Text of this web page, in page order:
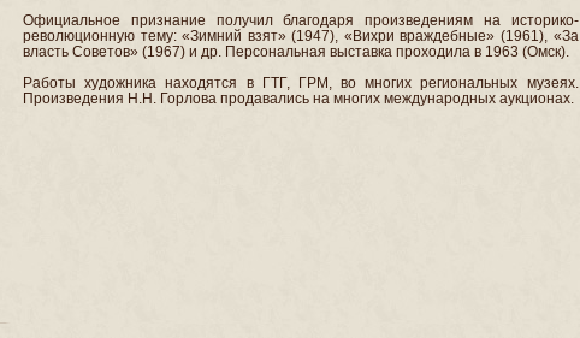
Официальное признание получил благодаря произведениям на историко-
революционную тему: «Зимний взят» (1947), «Вихри враждебные» (1961), «За
власть Советов» (1967) и др. Персональная выставка проходила в 1963 (Омск).
Работы художника находятся в ГТГ, ГРМ, во многих региональных музеях.
Произведения Н.Н. Горлова продавались на многих международных аукционах.